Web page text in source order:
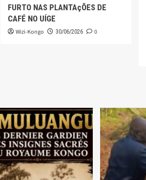
FURTO NAS PLANTAçÕES DE
CAFÉ NO UÍGE
Wizi-Kongo 30/06/2026 0